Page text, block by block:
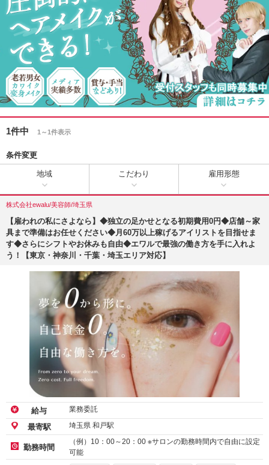
1件中 1～1件表示
条件変更
地域 こだわり 雇用形態
株式会社ewalu/美容師/埼玉県
【雇われの私にさよなら】◆独立の足かせとなる初期費用0円◆店舗～家
具まで準備はお任せください◆月60万以上稼げるアイリストを目指せま
す◆さらにシフトやお休みも自由◆エワルで最強の働き方を手に入れよ
う！【東京・神奈川・千葉・埼玉エリア対応】
給与 業務委託
最寄駅 埼玉県 和戸駅
勤務時間
（例）10：00～20：00 ※サロンの勤務時間内で自由に設定
可能